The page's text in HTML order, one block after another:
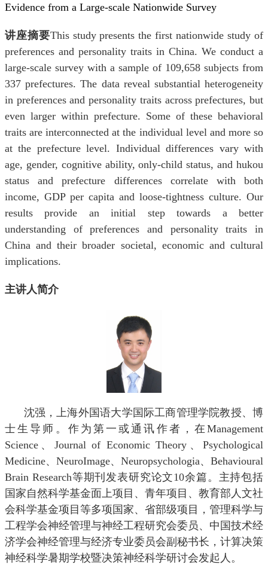
Evidence from a Large-scale Nationwide Survey
讲座摘要This study presents the first nationwide study of
preferences and personality traits in China. We conduct a
large-scale survey with a sample of 109,658 subjects from
337 prefectures. The data reveal substantial heterogeneity
in preferences and personality traits across prefectures, but
even larger within prefecture. Some of these behavioral
traits are interconnected at the individual level and more so
at the prefecture level. Individual differences vary with
age, gender, cognitive ability, only-child status, and hukou
status and prefecture differences correlate with both
income, GDP per capita and loose-tightness culture. Our
results provide an initial step towards a better
understanding of preferences and personality traits in
China and their broader societal, economic and cultural
implications.
主讲人简介
沈强，上海外国语大学国际工商管理学院教授、博
士生导师。作为第一或通讯作者，在 Management
Science 、 Journal of Economic Theory 、Psychological
Medicine、 NeuroImage、 Neuropsychologia、 Behavioural
Brain Research等期刊发表研究论文10余篇。主持包括
国家自然科学基金面上项目、青年项目、教育部人文社
会科学基金项目等多项国家、省部级项目，管理科学与
工程学会神经管理与神经工程研究会委员、中国技术经
济学会神经管理与经济专业委员会副秘书长，计算决策
神经科学暑期学校暨决策神经科学研讨会发起人。